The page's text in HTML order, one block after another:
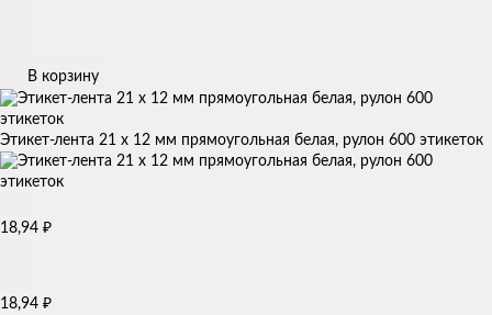
В корзину
Этикет-лента 21 х 12 мм прямоугольная белая, рулон 600 этикеток
18,94 ₽
18,94 ₽